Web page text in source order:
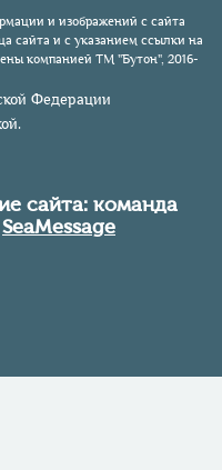
и изображений с сайта
сайта и с указанием ссылки на
компанией TM "Бутон", 2016-
Федерации
сайта: команда
SeaMessage